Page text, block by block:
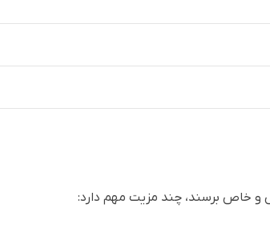
و خاص برسند، چند مزیت مهم دارد: